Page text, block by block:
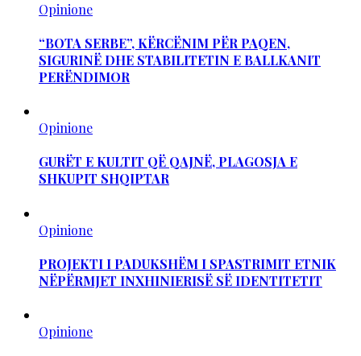
Opinione
“BOTA SERBE”, KËRCËNIM PËR PAQEN,
SIGURINË DHE STABILITETIN E BALLKANIT
PERËNDIMOR
Opinione
GURËT E KULTIT QË QAJNË, PLAGOSJA E
SHKUPIT SHQIPTAR
Opinione
PROJEKTI I PADUKSHËM I SPASTRIMIT ETNIK
NËPËRMJET INXHINIERISË SË IDENTITETIT
Opinione